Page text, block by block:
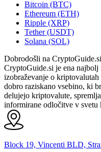
Bitcoin (BTC)
Ethereum (ETH)
Ripple (XRP)
Tether (USDT)
Solana (SOL)
Dobrodošli na
CryptoGuide.si je ena
izobraževanje o
dobro raziskano vsebino, ki
delujejo kriptovalute,
informirane odločitve v svetu
Block 19, Vincenti BLD,